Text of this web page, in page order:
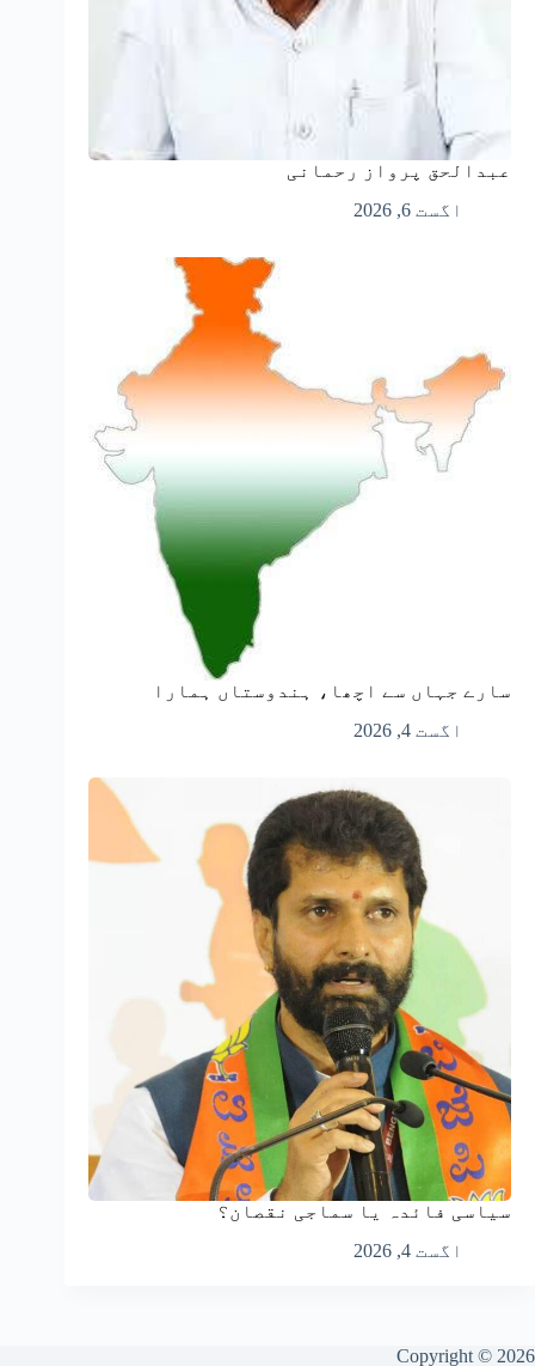
عبدالحق پرواز رحمانی
اگست 6, 2026
سارے جہاں سے اچھا، ہندوستاں ہمارا
اگست 4, 2026
سیاسی فائدہ یا سماجی نقصان؟
اگست 4, 2026
Copyright © 2026